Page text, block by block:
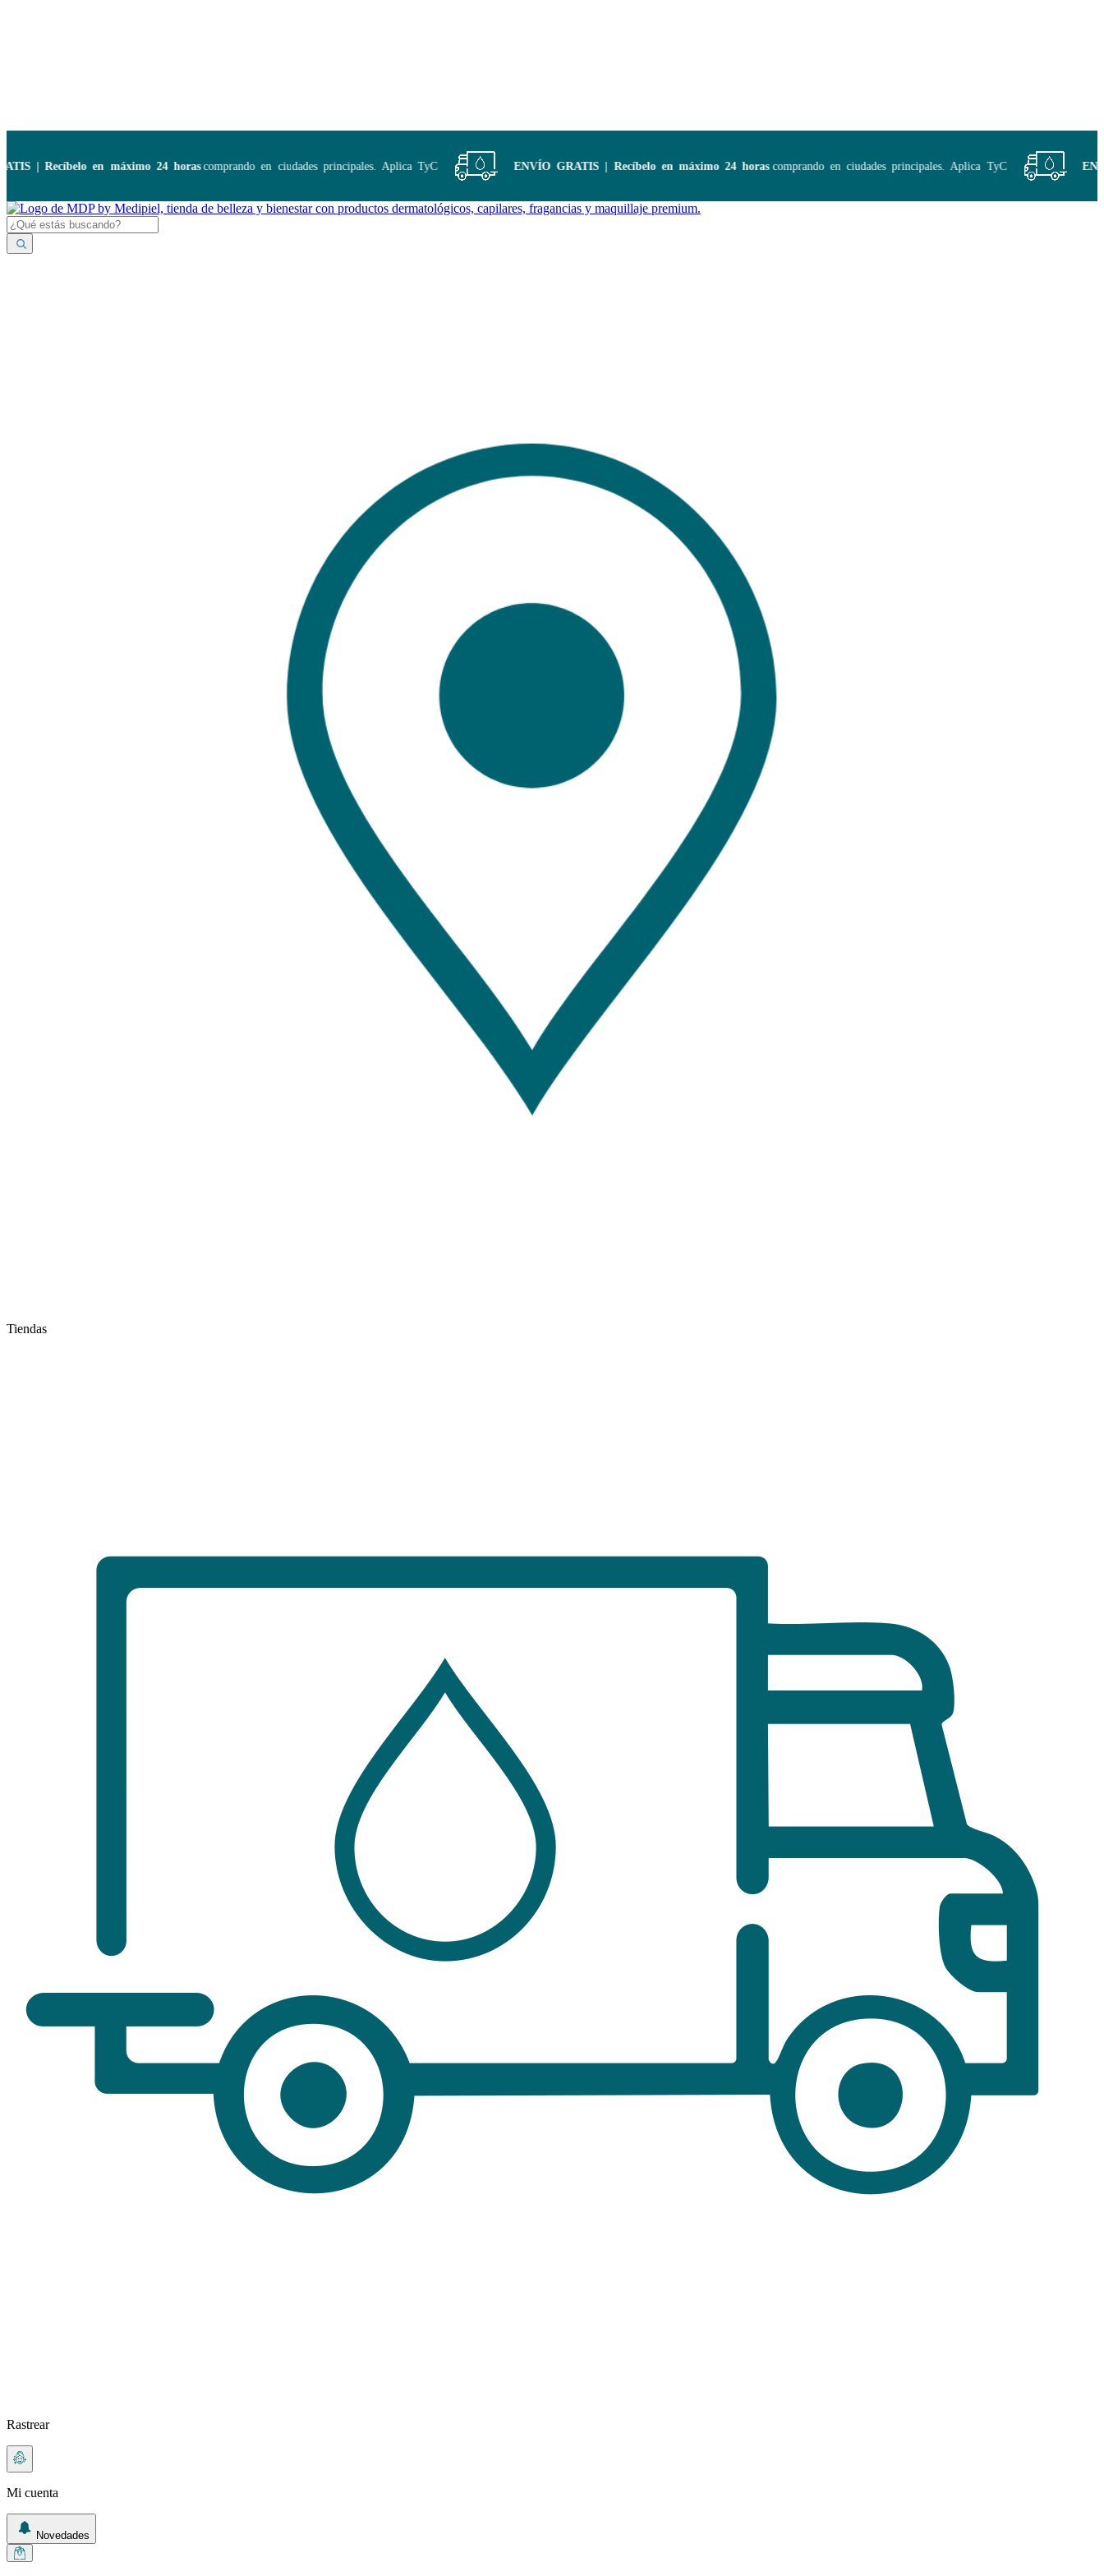
| Recíbelo en máximo 24 horascomprando en ciudades principales. Aplica TyC ENVÍO GRATIS | Recíbelo en máximo 24 horascomprando en ciudades principales. Aplica TyC
Tiendas
Rastrear
Mi cuenta
Novedades